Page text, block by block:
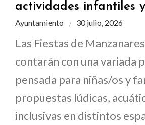
actividades infantiles
Ayuntamiento 30 julio, 2026
Las Fiestas de
contarán con una variada
pensada para niñas/os y
propuestas lúdicas,
inclusivas en distintos